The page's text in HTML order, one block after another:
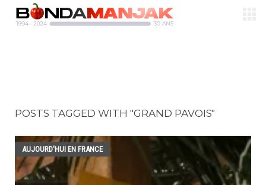
POSTS TAGGED WITH "GRAND PAVOIS"
AUJOURD'HUI EN FRANCE